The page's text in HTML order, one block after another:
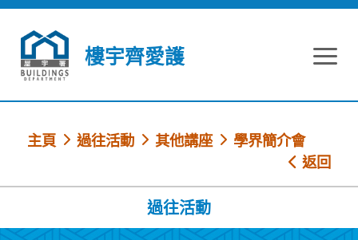
跳到內容
樓宇齊愛護
主頁 過往活動 其他講座
學界簡介會
返回
過往活動